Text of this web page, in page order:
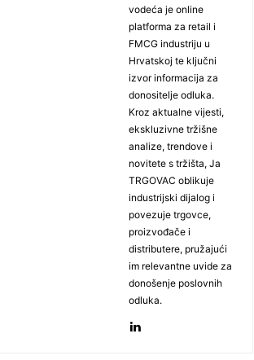
vodeća je online
platforma za retail i
FMCG industriju u
Hrvatskoj te ključni
izvor informacija za
donositelje odluka.
Kroz aktualne vijesti,
ekskluzivne tržišne
analize, trendove i
novitete s tržišta, Ja
TRGOVAC oblikuje
industrijski dijalog i
povezuje trgovce,
proizvođače i
distributere, pružajući
im relevantne uvide za
donošenje poslovnih
odluka.